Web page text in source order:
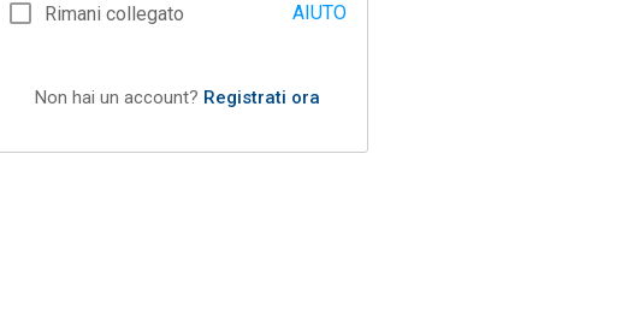
Rimani collegato AIUTO
Non hai un account? Registrati ora